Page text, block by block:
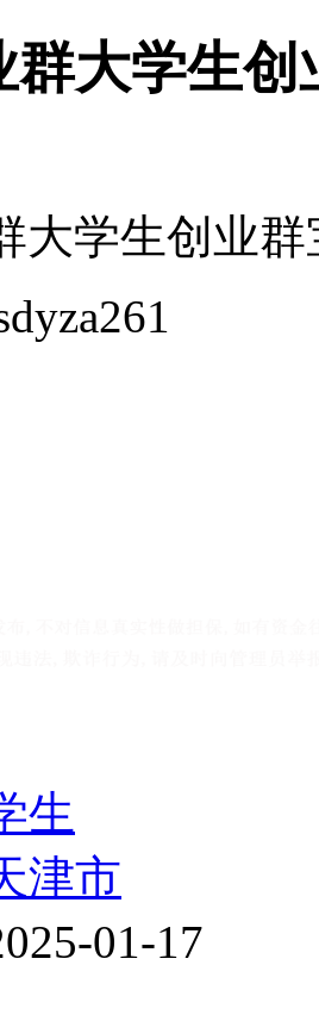
群大学生
大学生创业
生
津市
01-17